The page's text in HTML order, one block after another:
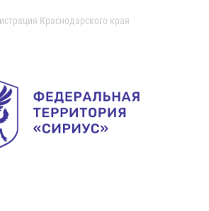
Краснодарского края